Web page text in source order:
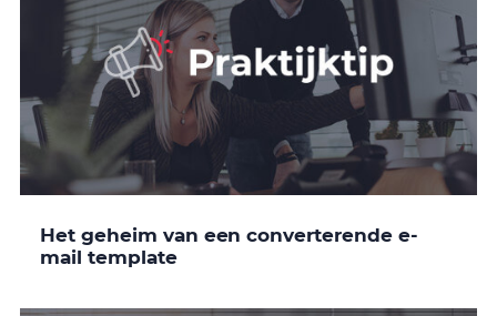
Het geheim van een converterende e-
mail template